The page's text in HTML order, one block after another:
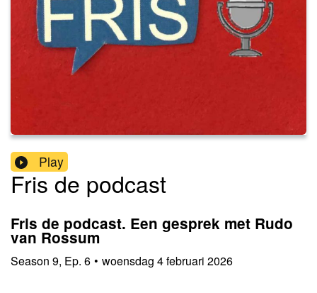
Play
Fris de podcast
Fris de podcast. Een gesprek met Rudo
van Rossum
Season 9, Ep. 6 • woensdag 4 februari 2026